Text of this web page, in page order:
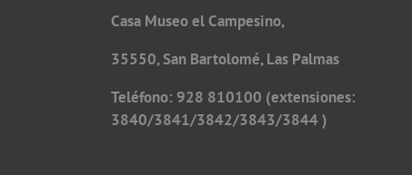
Casa Museo el Campesino,
35550, San Bartolomé, Las Palmas
Teléfono: 928 810100 (extensiones:
3840/3841/3842/3843/3844 )